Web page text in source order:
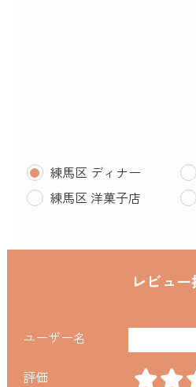
練馬区 ディナー
練馬区 洋菓子店
レビュ
ユーザー名
評価